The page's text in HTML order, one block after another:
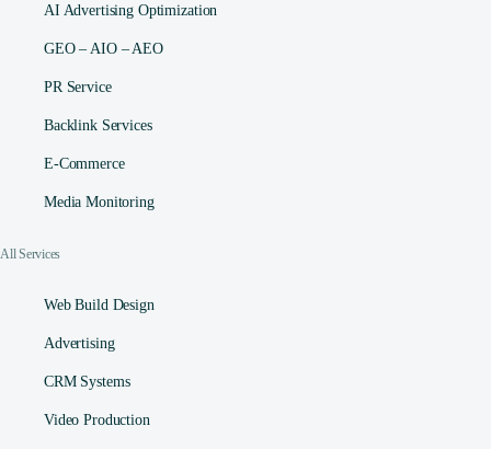
AI Advertising Optimization
GEO – AIO – AEO
PR Service
Backlink Services
E-Commerce
Media Monitoring
All Services
Web Build Design
Advertising
CRM Systems
Video Production